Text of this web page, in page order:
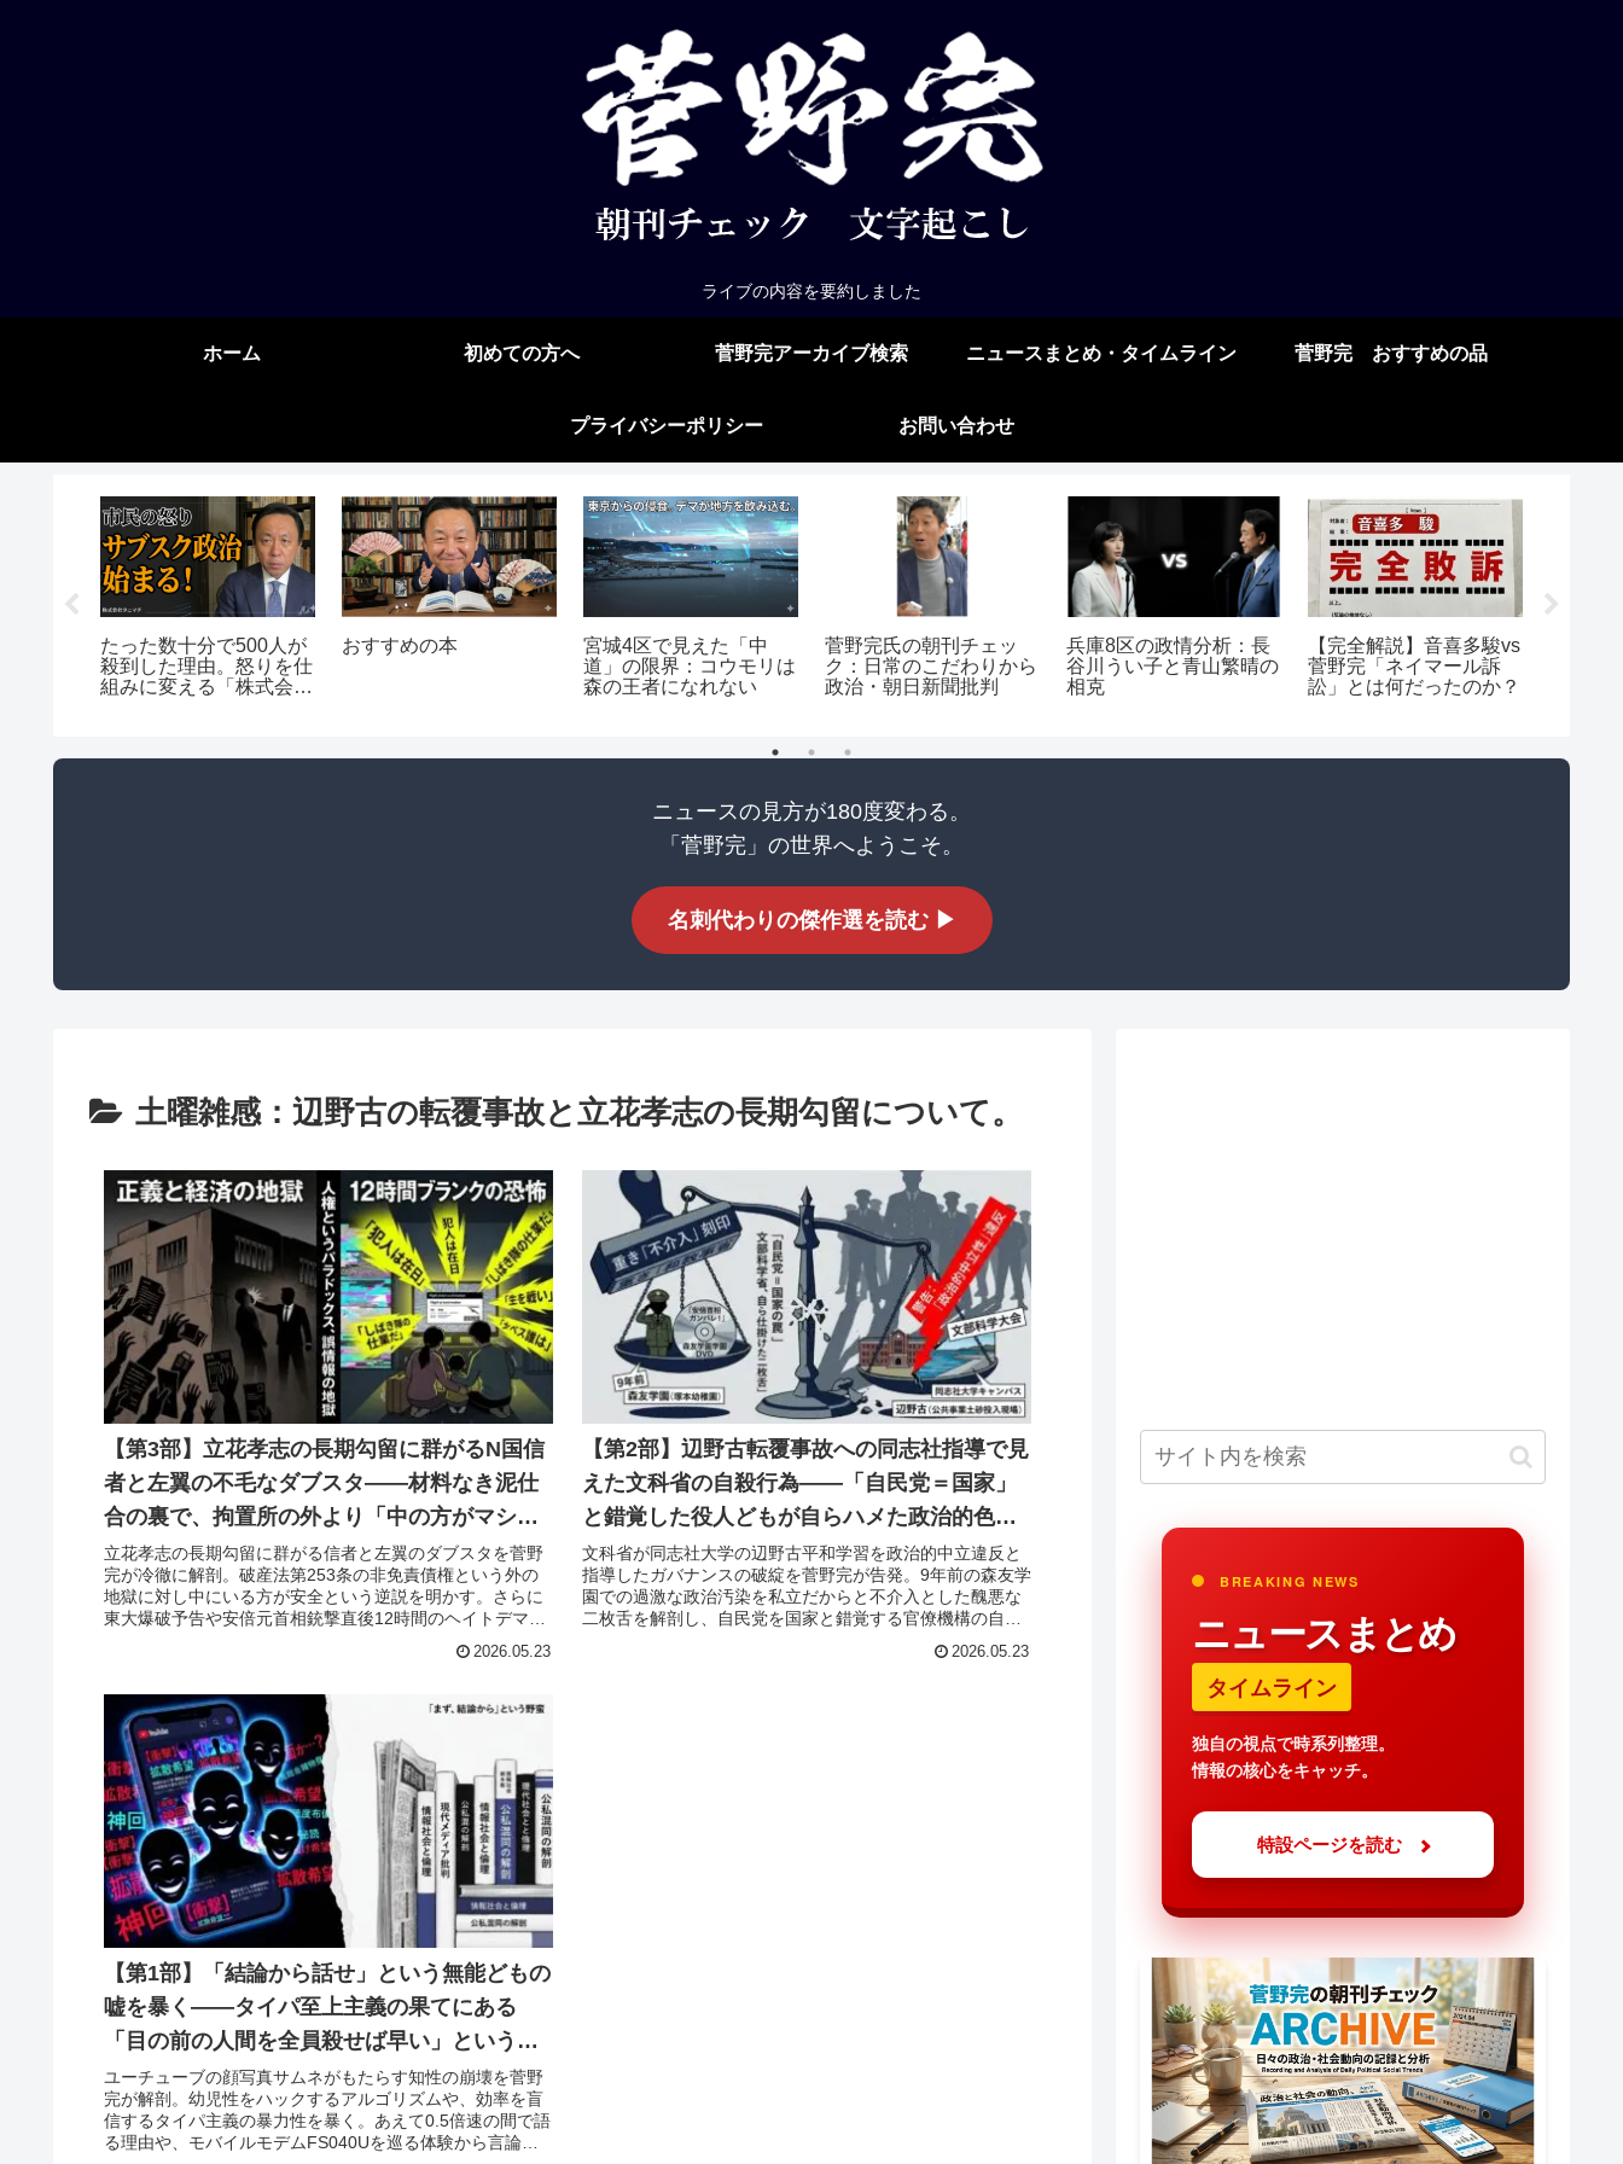
ライブの内容を要約しました
ホーム 初めての方へ 菅野完アーカイブ検索 ニュースまとめ・タイムライン 菅野完 おすすめの品
プライバシーポリシー お問い合わせ
たった数十分で500人が
殺到した理由。怒りを仕
組みに変える「株式会社
おすすめの本
宮城4区で見えた「中
道」の限界：コウモリは
森の王者になれない
菅野完氏の朝刊チェッ
ク：日常のこだわりから
政治・朝日新聞批判
兵庫8区の政情分析：長
谷川うい子と青山繁晴の
相克
【完全解説】音喜多駿vs
菅野完「ネイマール訴
訟」とは何だったのか？
ニュースの見方が180度変わる。
「菅野完」の世界へようこそ。
名刺代わりの傑作選を読む ▶
土曜雑感：辺野古の転覆事故と立花孝志の長期勾留について。
【第3部】立花孝志の長期勾留に群がるN国信
者と左翼の不毛なダブスタ――材料なき泥仕
合の裏で、拘置所の外より「中の方がマシ」
という人道的皮肉
立花孝志の長期勾留に群がる信者と左翼のダブスタを菅野
完が冷徹に解剖。破産法第253条の非免責債権という外の
地獄に対し中にいる方が安全という逆説を明かす。さらに
東大爆破予告や安倍元首相銃撃直後12時間のヘイトデマが
2026.05.23
【第2部】辺野古転覆事故への同志社指導で見
えた文科省の自殺行為――「自民党＝国家」
と錯覚した役人どもが自らハメた政治的色彩
の罠
文科省が同志社大学の辺野古平和学習を政治的中立違反と
指導したガバナンスの破綻を菅野完が告発。9年前の森友学
園での過激な政治汚染を私立だからと不介入とした醜悪な
二枚舌を解剖し、自民党を国家と錯覚する官僚機構の自殺
2026.05.23
【第1部】「結論から話せ」という無能どもの
嘘を暴く――タイパ至上主義の果てにある
「目の前の人間を全員殺せば早い」という効
率の狂気
ユーチューブの顔写真サムネがもたらす知性の崩壊を菅野
完が解剖。幼児性をハックするアルゴリズムや、効率を盲
信するタイパ主義の暴力性を暴く。あえて0.5倍速の間で語
る理由や、モバイルモデムFS040Uを巡る体験から言論の
BREAKING NEWS
ニュースまとめ
タイムライン
独自の視点で時系列整理。
情報の核心をキャッチ。
特設ページを読む